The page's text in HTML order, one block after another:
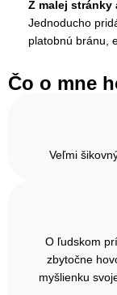
Z malej stránky
Jednoducho
platobnú bránu,
Čo o mne
Veľmi
O ľudskom
zbytočne
myšlienku